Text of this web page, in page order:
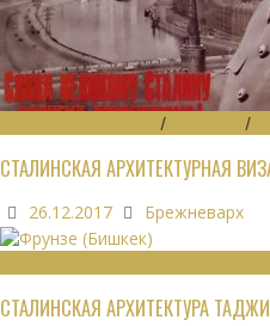
/ /
СТАЛИНСКАЯ АРХИТЕКТУРНАЯ
26.12.2017 Брежневарх
СТАЛИНСКАЯ АРХИТЕКТУРА